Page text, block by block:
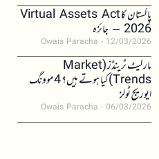
پاکستان کا Virtual Assets Act
2026 – جائزہ
Owais Paracha 12/03/2026
مارکیٹ ٹرینڈز (Market
Trends) کیا ہوتے ہیں؟ 4 موونگ
ایوریج ٹولز
Owais Paracha 06/03/2026